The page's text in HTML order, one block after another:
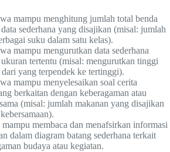
mampu menghitung jumlah total benda
sederhana yang disajikan (misal: jumlah
suku dalam satu kelas).
mampu mengurutkan data sederhana
tertentu (misal: mengurutkan tinggi
yang terpendek ke tertinggi).
mampu menyelesaikan soal cerita
berkaitan dengan keberagaman atau
(misal: jumlah makanan yang disajikan
mampu membaca dan menafsirkan informasi
dalam diagram batang sederhana terkait
budaya atau kegiatan.